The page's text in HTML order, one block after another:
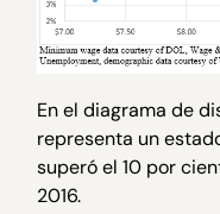
En el diagrama de
representa un
superó el 10 por
2016.